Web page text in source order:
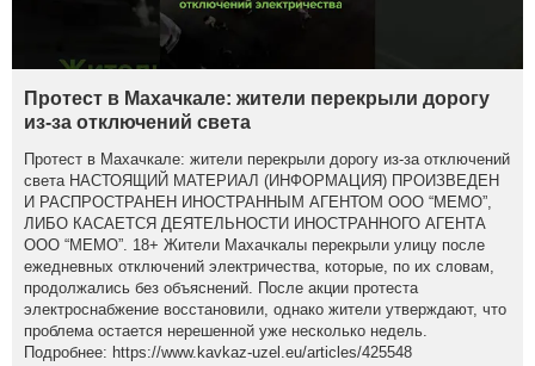
Протест в Махачкале: жители перекрыли дорогу
из-за отключений света
Протест в Махачкале: жители перекрыли дорогу из-за отключений
света НАСТОЯЩИЙ МАТЕРИАЛ (ИНФОРМАЦИЯ) ПРОИЗВЕДЕН
И РАСПРОСТРАНЕН ИНОСТРАННЫМ АГЕНТОМ ООО “МЕМО”,
ЛИБО КАСАЕТСЯ ДЕЯТЕЛЬНОСТИ ИНОСТРАННОГО АГЕНТА
ООО “МЕМО”. 18+ Жители Махачкалы перекрыли улицу после
ежедневных отключений электричества, которые, по их словам,
продолжались без объяснений. После акции протеста
электроснабжение восстановили, однако жители утверждают, что
проблема остается нерешенной уже несколько недель.
Подробнее: https://www.kavkaz-uzel.eu/articles/425548